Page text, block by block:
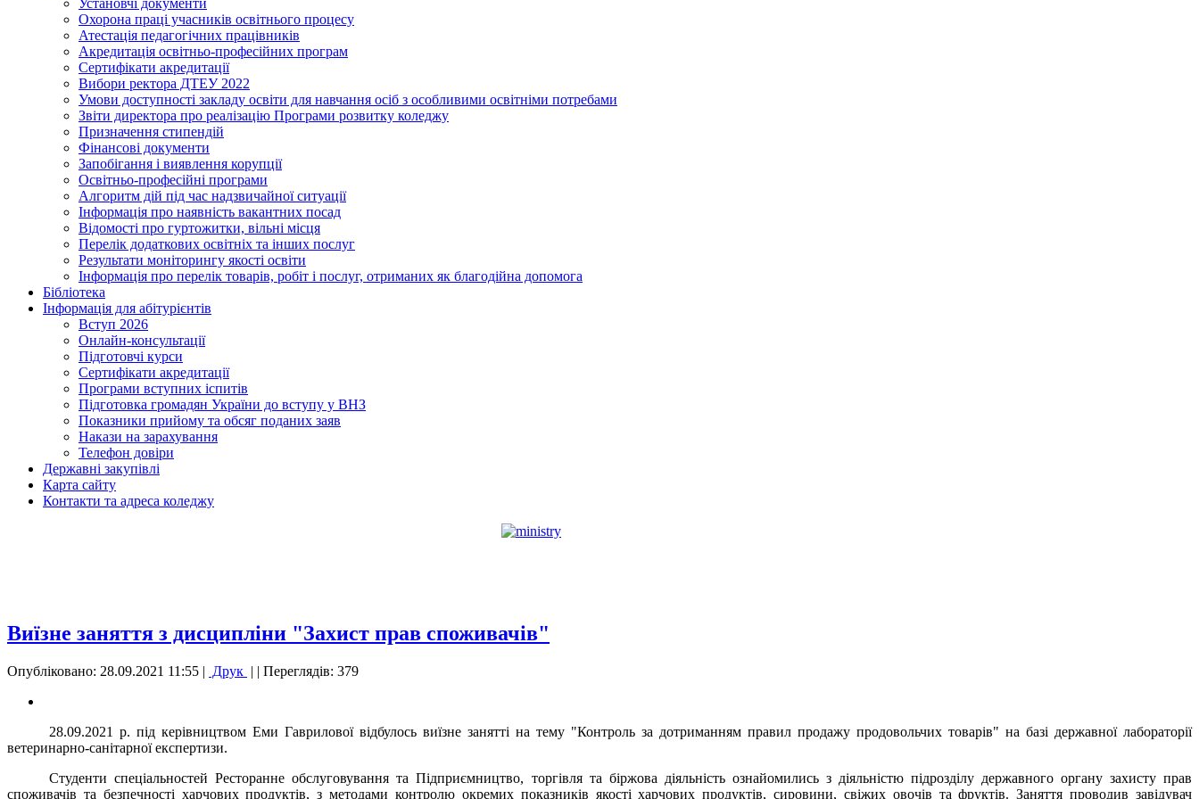
Установчі документи
Охорона праці учасників освітнього процесу
Атестація педагогічних працівників
Акредитація освітньо-професійних програм
Сертифікати акредитації
Вибори ректора ДТЕУ 2022
Умови доступності закладу освіти для навчання осіб з особливими освітніми потребами
Звіти директора про реалізацію Програми розвитку коледжу
Призначення стипендій
Фінансові документи
Запобігання і виявлення корупції
Освітньо-професійні програми
Алгоритм дій під час надзвичайної ситуації
Інформація про наявність вакантних посад
Відомості про гуртожитки, вільні місця
Перелік додаткових освітніх та інших послуг
Результати моніторингу якості освіти
Інформація про перелік товарів, робіт і послуг, отриманих як благодійна допомога
Бібліотека
Інформація для абітурієнтів
Вступ 2026
Онлайн-консультації
Підготовчі курси
Сертифікати акредитації
Програми вступних іспитів
Підготовка громадян України до вступу у ВНЗ
Показники прийому та обсяг поданих заяв
Накази на зарахування
Телефон довіри
Державні закупівлі
Карта сайту
Контакти та адреса коледжу
Виїзне заняття з дисципліни "Захист прав споживачів"
Опубліковано: 28.09.2021 11:55 | Друк | | Переглядів: 379
28.09.2021 р. під керівництвом Еми Гаврилової відбулось виїзне занятті на тему "Контроль за дотриманням правил продажу продовольчих товарів" на базі державної лабораторії
ветеринарно-санітарної експертизи.
Студенти спеціальностей Ресторанне обслуговування та Підприємництво, торгівля та біржова діяльність ознайомились з діяльністю підрозділу державного органу захисту прав
споживачів та безпечності харчових продуктів, з методами контролю окремих показників якості харчових продуктів, сировини, свіжих овочів та фруктів. Заняття проводив завідувач